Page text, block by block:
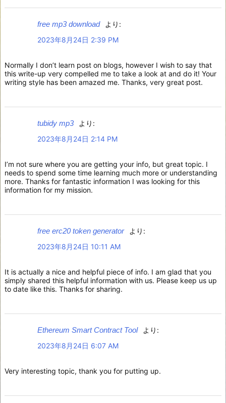
free mp3 download
より:
2023年8月24日 2:39 PM
Normally I don’t learn post on blogs, however I wish to say that
this write-up very compelled me to take a look at and do it! Your
writing style has been amazed me. Thanks, very great post.
tubidy mp3
より:
2023年8月24日 2:14 PM
I’m not sure where you are getting your info, but great topic. I
needs to spend some time learning much more or understanding
more. Thanks for fantastic information I was looking for this
information for my mission.
free erc20 token generator
より:
2023年8月24日 10:11 AM
It is actually a nice and helpful piece of info. I am glad that you
simply shared this helpful information with us. Please keep us up
to date like this. Thanks for sharing.
Ethereum Smart Contract Tool
より:
2023年8月24日 6:07 AM
Very interesting topic, thank you for putting up.